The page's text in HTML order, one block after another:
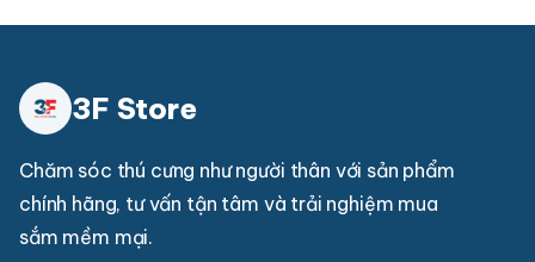
3F Store
Chăm sóc thú cưng như người thân với sản phẩm
chính hãng, tư vấn tận tâm và trải nghiệm mua
sắm mềm mại.